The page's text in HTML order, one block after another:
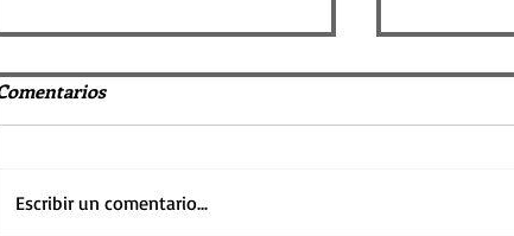
Escribir un comentario...